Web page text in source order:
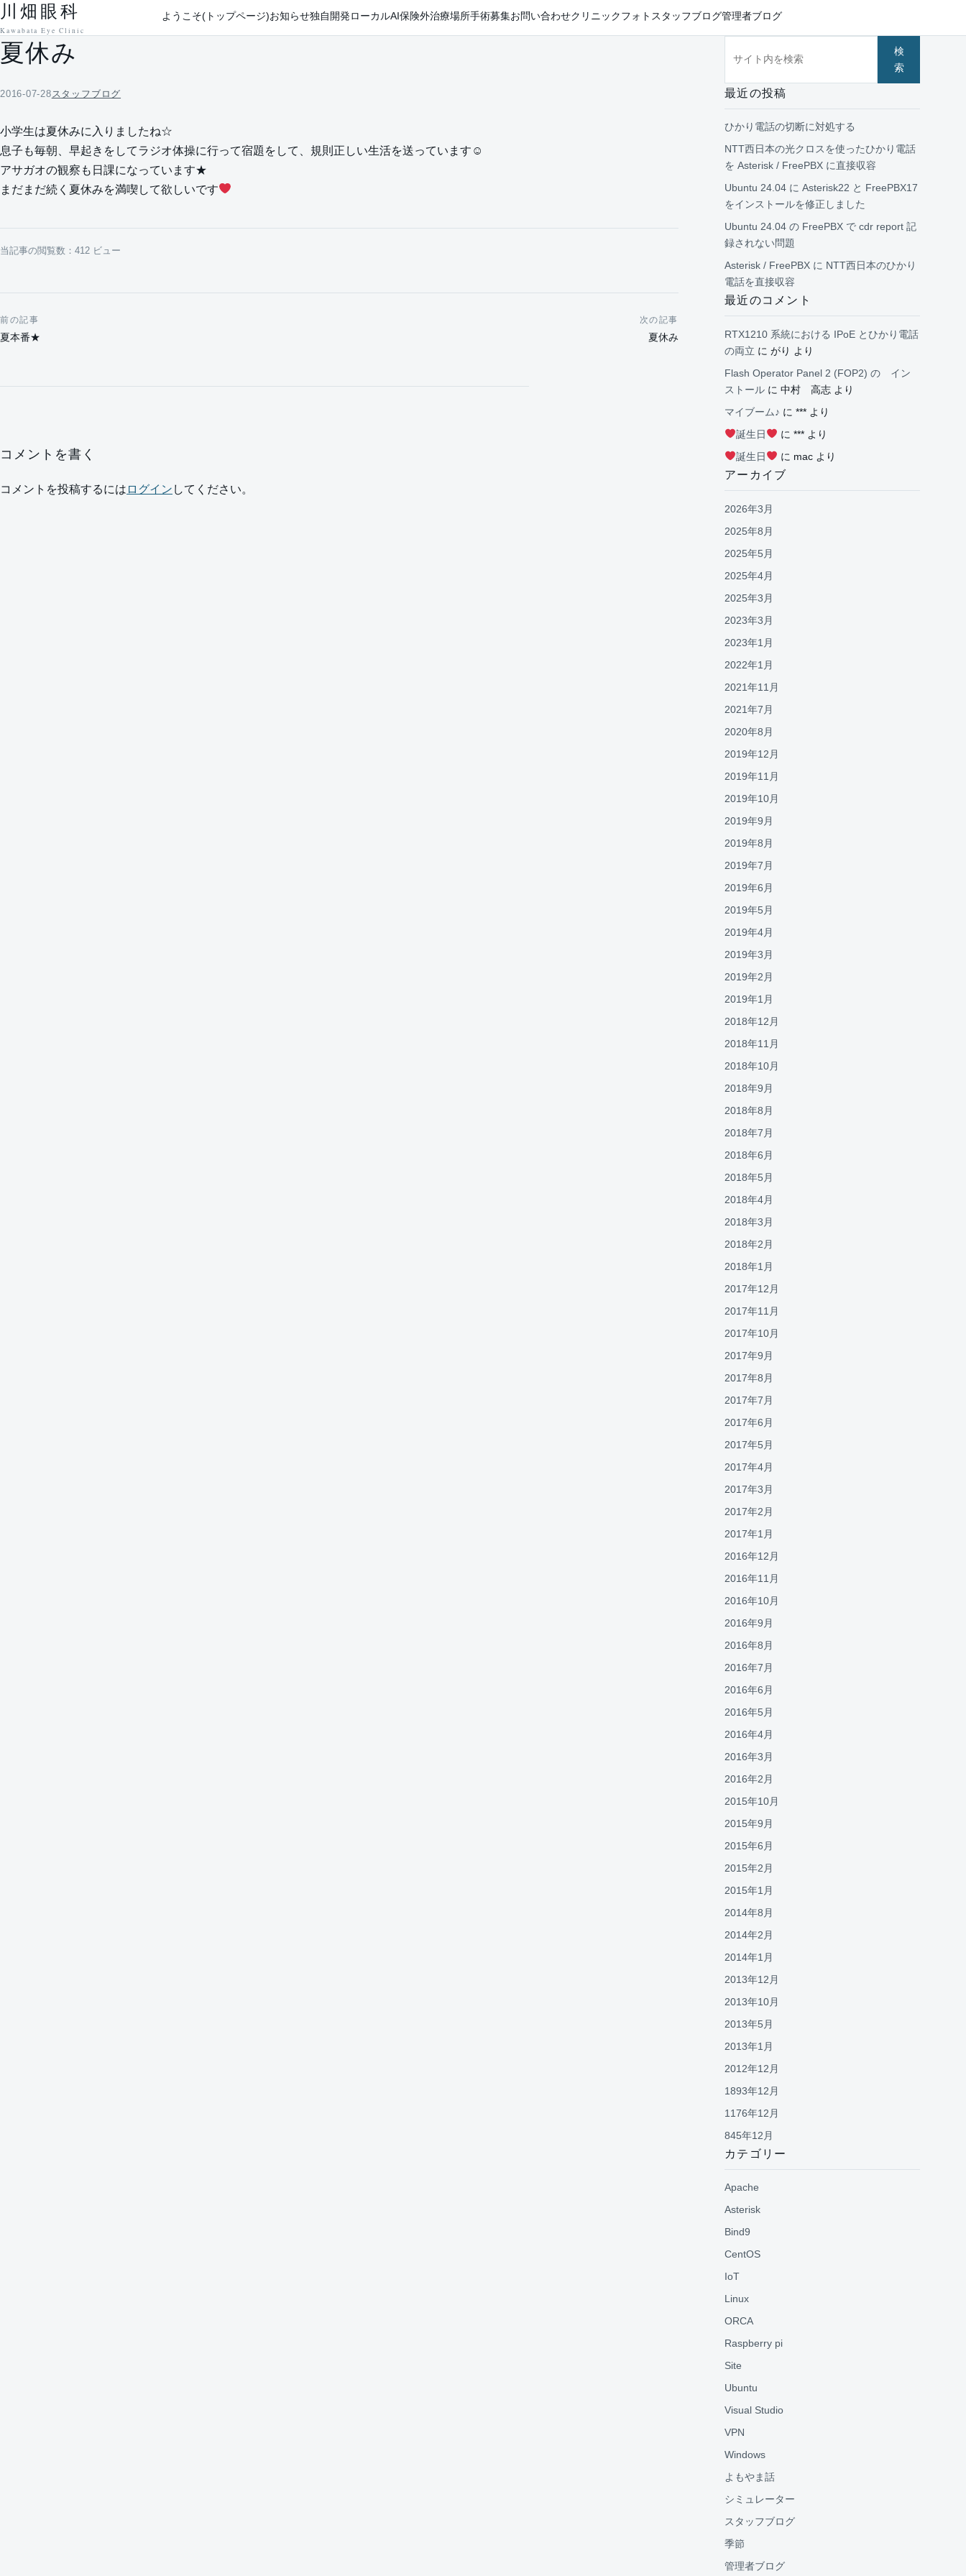
本文へ移動
川畑眼科
Kawabata Eye Clinic
ようこそ(トップページ)お知らせ独自開発ローカルAI保険外治療場所手術募集お問い合わせクリニックフォト スタッフブログ管理者ブログ
夏休み
2016-07-28 スタッフブログ
小学生は夏休みに入りましたね☆
息子も毎朝、早起きをしてラジオ体操に行って宿題をして、規則正しい生活を送っています☺
アサガオの観察も日課になっています★
まだまだ続く夏休みを満喫して欲しいです
当記事の閲覧数：412 ビュー
投稿ナビゲーション
前の記事
夏本番★
次の記事
夏休み
コメントを書く
コメントを投稿するには ログイン してください。
検
索
最近の投稿
ひかり電話の切断に対処する
NTT西日本の光クロスを使ったひかり電話
を Asterisk / FreePBX に直接収容
Ubuntu 24.04 に Asterisk22 と FreePBX17
をインストールを修正しました
Ubuntu 24.04 の FreePBX で cdr report 記
録されない問題
Asterisk / FreePBX に NTT西日本のひかり
電話を直接収容
最近のコメント
RTX1210 系統における IPoE とひかり電話
の両立 に がり より
Flash Operator Panel 2 (FOP2) の イン
ストール に 中村 高志 より
マイブーム♪ に *** より
誕生日
に ***より
誕生日
に macより
アーカイブ
2026年3月
2025年8月
2025年5月
2025年4月
2025年3月
2023年3月
2023年1月
2022年1月
2021年11月
2021年7月
2020年8月
2019年12月
2019年11月
2019年10月
2019年9月
2019年8月
2019年7月
2019年6月
2019年5月
2019年4月
2019年3月
2019年2月
2019年1月
2018年12月
2018年11月
2018年10月
2018年9月
2018年8月
2018年7月
2018年6月
2018年5月
2018年4月
2018年3月
2018年2月
2018年1月
2017年12月
2017年11月
2017年10月
2017年9月
2017年8月
2017年7月
2017年6月
2017年5月
2017年4月
2017年3月
2017年2月
2017年1月
2016年12月
2016年11月
2016年10月
2016年9月
2016年8月
2016年7月
2016年6月
2016年5月
2016年4月
2016年3月
2016年2月
2015年10月
2015年9月
2015年6月
2015年2月
2015年1月
2014年8月
2014年2月
2014年1月
2013年12月
2013年10月
2013年5月
2013年1月
2012年12月
1893年12月
1176年12月
845年12月
カテゴリー
Apache
Asterisk
Bind9
CentOS
IoT
Linux
ORCA
Raspberry pi
Site
Ubuntu
Visual Studio
VPN
Windows
よもやま話
シミュレーター
スタッフブログ
季節
管理者ブログ